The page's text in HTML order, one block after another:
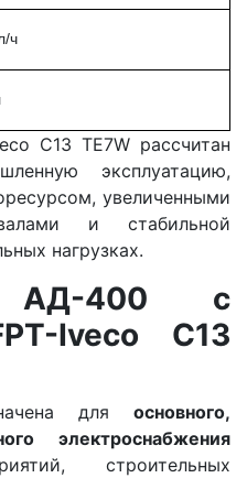
ч
C13 TE7W рассчитан
эксплуатацию,
увеличенными
и стабильной
нагрузках.
АД-400 с
Iveco C13
для основного,
электроснабжения
строительных